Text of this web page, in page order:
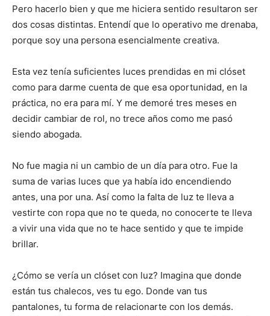
Pero hacerlo bien y que me hiciera sentido resultaron ser
dos cosas distintas. Entendí que lo operativo me drenaba,
porque soy una persona esencialmente creativa.
Esta vez tenía suficientes luces prendidas en mi clóset
como para darme cuenta de que esa oportunidad, en la
práctica, no era para mí. Y me demoré tres meses en
decidir cambiar de rol, no trece años como me pasó
siendo abogada.
No fue magia ni un cambio de un día para otro. Fue la
suma de varias luces que ya había ido encendiendo
antes, una por una. Así como la falta de luz te lleva a
vestirte con ropa que no te queda, no conocerte te lleva
a vivir una vida que no te hace sentido y que te impide
brillar.
¿Cómo se vería un clóset con luz? Imagina que donde
están tus chalecos, ves tu ego. Donde van tus
pantalones, tu forma de relacionarte con los demás.